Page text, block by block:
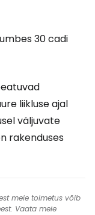
30 cadi
liikluse ajal
väljuvate
rakenduses
meie toimetus võib
Vaata meie